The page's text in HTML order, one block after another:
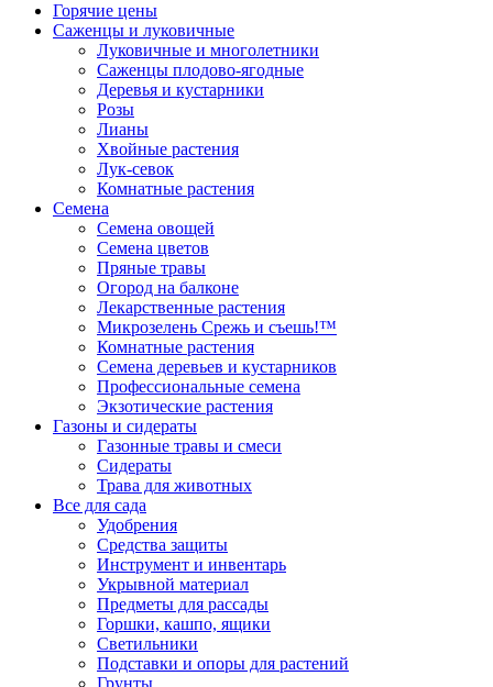
Горячие цены
Саженцы и луковичные
Луковичные и многолетники
Саженцы плодово-ягодные
Деревья и кустарники
Розы
Лианы
Хвойные растения
Лук-севок
Комнатные растения
Семена
Семена овощей
Семена цветов
Пряные травы
Огород на балконе
Лекарственные растения
Микрозелень Срежь и съешь!™
Комнатные растения
Семена деревьев и кустарников
Профессиональные семена
Экзотические растения
Газоны и сидераты
Газонные травы и смеси
Сидераты
Трава для животных
Все для сада
Удобрения
Средства защиты
Инструмент и инвентарь
Укрывной материал
Предметы для рассады
Горшки, кашпо, ящики
Светильники
Подставки и опоры для растений